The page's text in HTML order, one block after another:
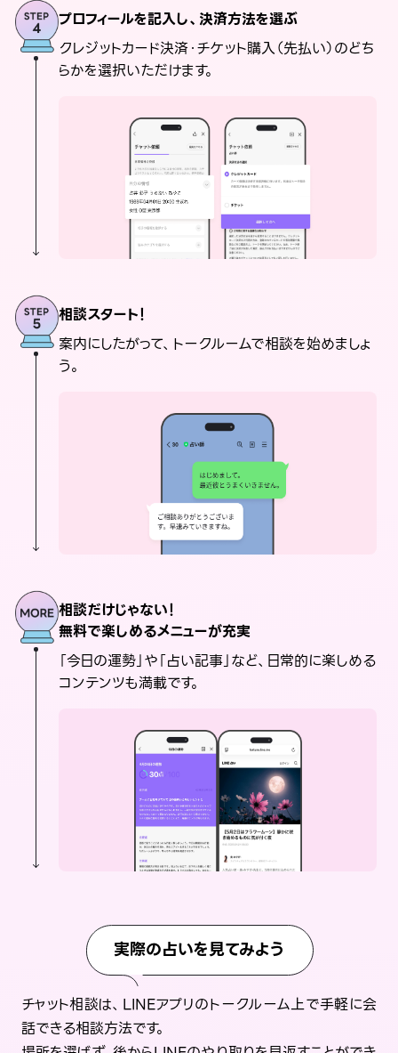
プロフィールを記入し、決済方法を選ぶ
クレジットカード決済・チケット購入（先払い）のどち
らかを選択いただけます。
相談スタート！
案内にしたがって、トークルームで相談を始めましょ
う。
相談だけじゃない！
無料で楽しめるメニューが充実
「今日の運勢」や「占い記事」など、日常的に楽しめる
コンテンツも満載です。
実際の占いを見てみよう
チャット相談は、LINEアプリのトークルーム上で手軽に会
話できる相談方法です。